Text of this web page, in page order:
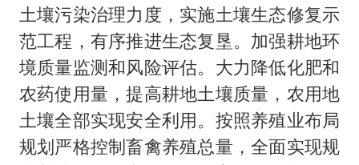
土壤污染治理力度，实施土壤生态修复示
范工程，有序推进生态复垦。加强耕地环
境质量监测和风险评估。大力降低化肥和
农药使用量，提高耕地土壤质量，农用地
土壤全部实现安全利用。按照养殖业布局
规划严格控制畜禽养殖总量，全面实现规